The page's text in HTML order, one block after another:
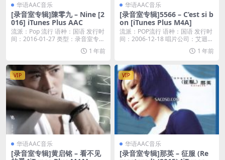
华语AAC音乐
[录音室专辑]陳零九 – Nine [2
016] iTunes Plus AAC
流派：Pop 流行 语种：国语 发行时
间：2016-01-27 类型：录音室专
1 年前
华语AAC音乐
[录音室专辑]5566 – C’est si b
on [iTunes Plus M4A]
流派：POP流行 语种：国语 发行时
间：2006-12-18 唱片公司：艾迴唱
1 年前
VIP
华语AAC音乐
[录音室专辑]黄启铭 – 看不见
VIP
华语AAC音乐
[录音室专辑]那英 – 征服 (Re